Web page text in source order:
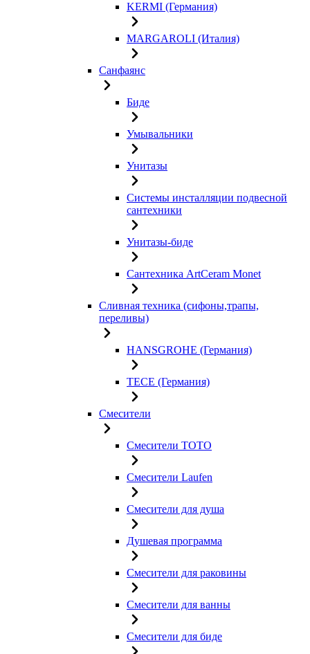
KERMI (Германия)
MARGAROLI (Италия)
Санфаянс
Биде
Умывальники
Унитазы
Системы инсталляции подвесной
сантехники
Унитазы-биде
Сантехника ArtCeram Monet
Сливная техника (сифоны,трапы,
переливы)
HANSGROHE (Германия)
TECE (Германия)
Смесители
Смесители TOTO
Смесители Laufen
Смесители для душа
Душевая программа
Смесители для раковины
Смесители для ванны
Смесители для биде